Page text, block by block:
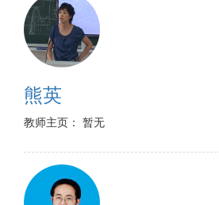
熊英
教师主页： 暂无